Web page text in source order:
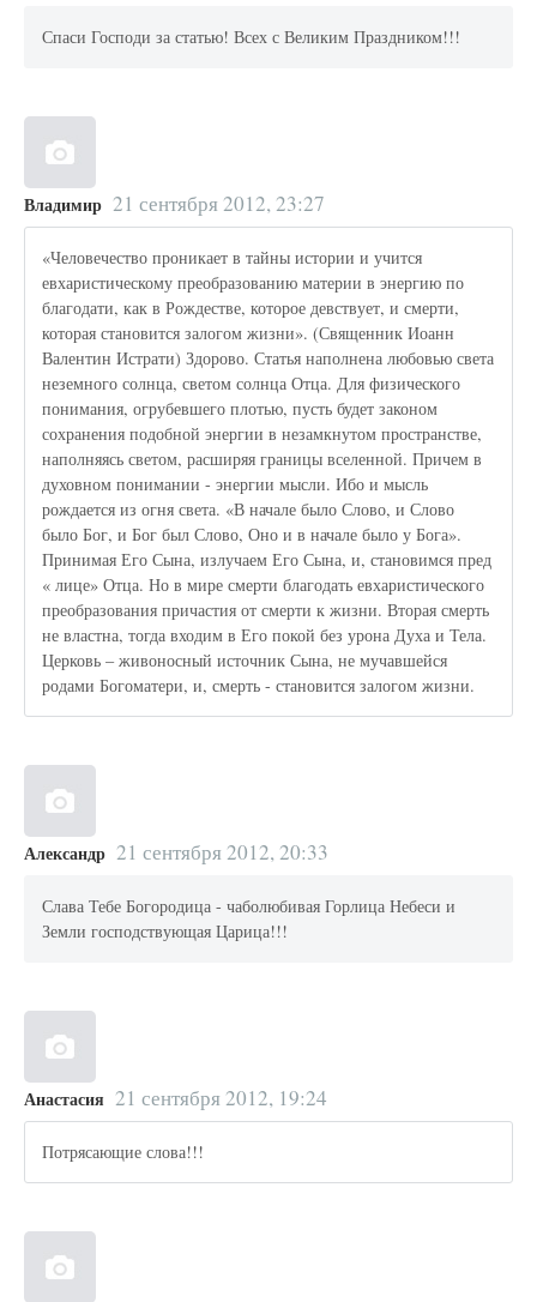
Спаси Господи за статью! Всех с Великим Праздником!!!
Владимир 21 сентября 2012, 23:27
«Человечество проникает в тайны истории и учится
евхаристическому преобразованию материи в энергию по
благодати, как в Рождестве, которое девствует, и смерти,
которая становится залогом жизни». (Священник Иоанн
Валентин Истрати) Здорово. Статья наполнена любовью света
неземного солнца, светом солнца Отца. Для физического
понимания, огрубевшего плотью, пусть будет законом
сохранения подобной энергии в незамкнутом пространстве,
наполняясь светом, расширяя границы вселенной. Причем в
духовном понимании - энергии мысли. Ибо и мысль
рождается из огня света. «В начале было Слово, и Слово
было Бог, и Бог был Слово, Оно и в начале было у Бога».
Принимая Его Сына, излучаем Его Сына, и, становимся пред
« лице» Отца. Но в мире смерти благодать евхаристического
преобразования причастия от смерти к жизни. Вторая смерть
не властна, тогда входим в Его покой без урона Духа и Тела.
Церковь – живоносный источник Сына, не мучавшейся
родами Богоматери, и, смерть - становится залогом жизни.
Александр 21 сентября 2012, 20:33
Слава Тебе Богородица - чаболюбивая Горлица Небеси и
Земли господствующая Царица!!!
Анастасия 21 сентября 2012, 19:24
Потрясающие слова!!!